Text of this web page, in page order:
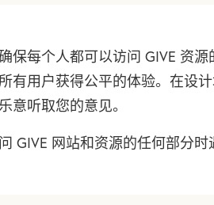
保每个人都可以访问 GIVE 资
有用户获得公平的体验。在设
意听取您的意见。
GIVE 网站和资源的任何部分